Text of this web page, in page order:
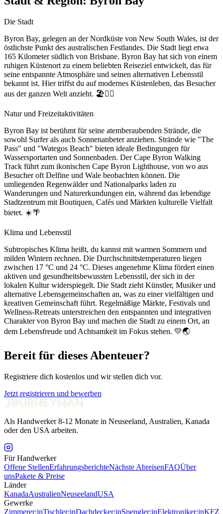
Die Stadt
Byron Bay, gelegen an der Nordküste von New South Wales, ist der
östlichste Punkt des australischen Festlandes. Die Stadt liegt etwa
165 Kilometer südlich von Brisbane. Byron Bay hat sich von einem
ruhigen Küstenort zu einem beliebten Reiseziel entwickelt, das für
seine entspannte Atmosphäre und seinen alternativen Lebensstil
bekannt ist. Hier triffst du auf modernes Küstenleben, das Besucher
aus der ganzen Welt anzieht. 🏖️🏄‍♀️
Natur und Freizeitaktivitäten
Byron Bay ist berühmt für seine atemberaubenden Strände, die
sowohl Surfer als auch Sonnenanbeter anziehen. Strände wie "The
Pass" und "Wategos Beach" bieten ideale Bedingungen für
Wassersportarten und Sonnenbaden. Der Cape Byron Walking
Track führt zum ikonischen Cape Byron Lighthouse, von wo aus
Besucher oft Delfine und Wale beobachten können. Die
umliegenden Regenwälder und Nationalparks laden zu
Wanderungen und Naturerkundungen ein, während das lebendige
Stadtzentrum mit Boutiquen, Cafés und Märkten kulturelle Vielfalt
bietet. ☀️🌴
Klima und Lebensstil
Subtropisches Klima heißt, du kannst mit warmen Sommern und
milden Wintern rechnen. Die Durchschnittstemperaturen liegen
zwischen 17 °C und 24 °C. Dieses angenehme Klima fördert einen
aktiven und gesundheitsbewussten Lebensstil, der sich in der
lokalen Kultur widerspiegelt. Die Stadt zieht Künstler, Musiker und
alternative Lebensgemeinschaften an, was zu einer vielfältigen und
kreativen Gemeinschaft führt. Regelmäßige Märkte, Festivals und
Wellness-Retreats unterstreichen den entspannten und integrativen
Charakter von Byron Bay und machen die Stadt zu einem Ort, an
dem Lebensfreude und Achtsamkeit im Fokus stehen. 💛🌏
Bereit für dieses Abenteuer?
Registriere dich kostenlos und wir stellen dich vor.
Jetzt registrieren und bewerben
Als Handwerker 8-12 Monate in Neuseeland, Australien, Kanada
oder den USA arbeiten.
Für Handwerker
Offene StellenErfahrungsberichteNächste AbreisenFAQÜber
unsPakete & Preise
Länder
KanadaAustralienNeuseelandUSA
Gewerke
Zimmerer:inTischler:inDachdecker:inSpengler:inElektroniker:inKFZ